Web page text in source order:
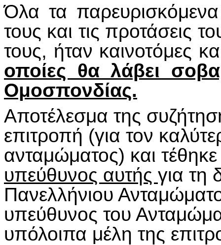
Όλα τα
τους και τις προτάσεις
τους, ήταν καινοτόμες
οποίες θα λάβει
Ομοσπονδίας.
Αποτέλεσμα της
επιτροπή (για τον
ανταμώματος) και
υπεύθυνος αυτής για τη
Πανελλήνιου
υπεύθυνος του
υπόλοιπα μέλη της